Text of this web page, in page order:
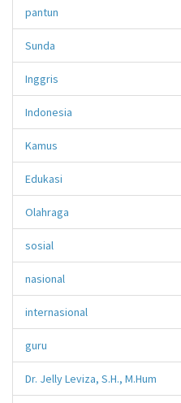
pantun
Sunda
Inggris
Indonesia
Kamus
Edukasi
Olahraga
sosial
nasional
internasional
guru
Dr. Jelly Leviza, S.H., M.Hum